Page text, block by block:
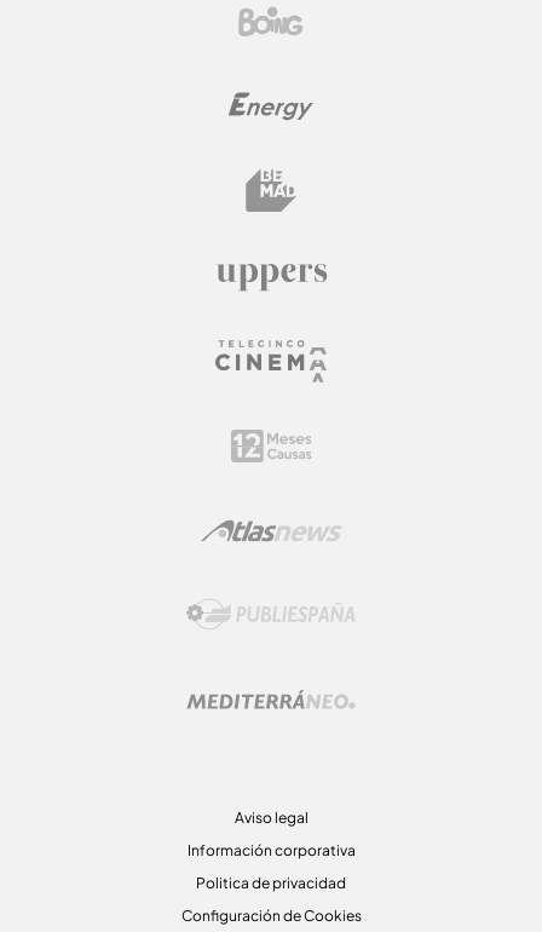
Aviso legal
Información corporativa
Politica de privacidad
Configuración de Cookies